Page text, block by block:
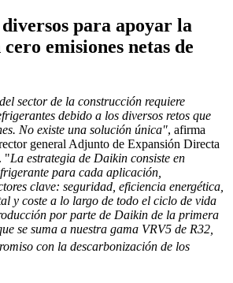
para apoyar la
emisiones netas de
sector de la construcción requiere
debido a los diversos retos que
No existe una solución única", afirma
general Adjunto de Expansión Directa
"La estrategia de Daikin consiste en
para cada aplicación,
clave: seguridad, eficiencia energética,
y coste a lo largo de todo el ciclo de vida
por parte de Daikin de la primera
se suma a nuestra gama VRV5 de R32,
con la descarbonización de los